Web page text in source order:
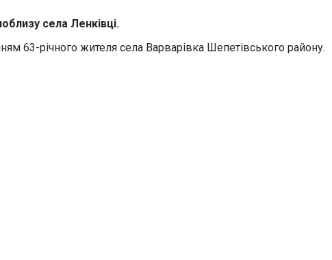
села Ленківці.
63-річного жителя села Варварівка Шепетівського району.